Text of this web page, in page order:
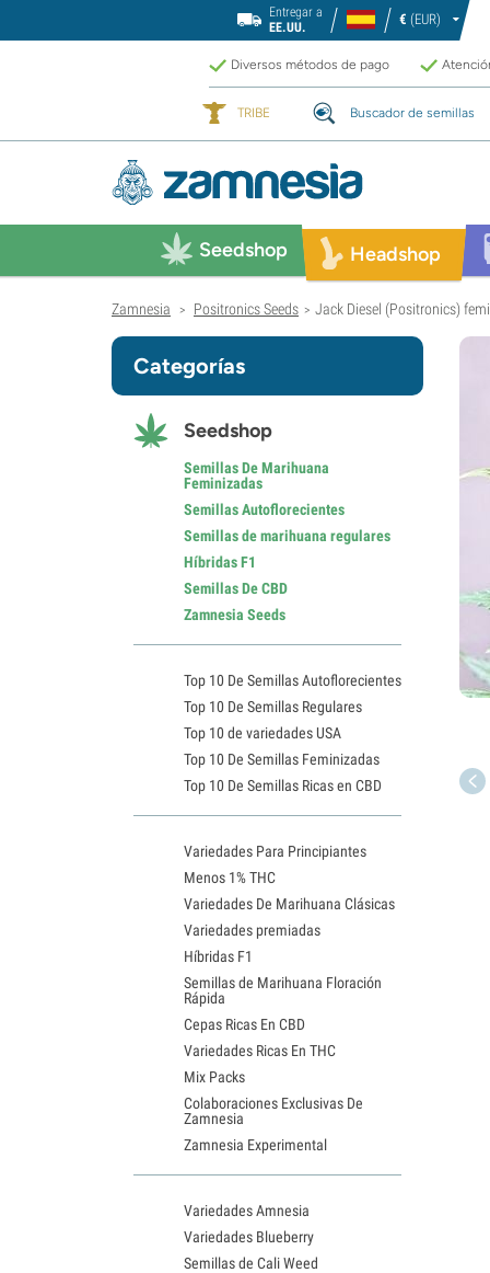
Entregar a
EE.UU.
€ (EUR)
Diversos métodos de pago
TRIBE Buscador de semillas
Seedshop Headshop
Zamnesia > Positronics Seeds > Jack Diesel (Positronics)
Categorías
Seedshop
Semillas De Marihuana
Feminizadas
Semillas Autoflorecientes
Semillas de marihuana regulares
Híbridas F1
Semillas De CBD
Zamnesia Seeds
Top 10 De Semillas Autoflorecientes
Top 10 De Semillas Regulares
Top 10 de variedades USA
Top 10 De Semillas Feminizadas
Top 10 De Semillas Ricas en CBD
Variedades Para Principiantes
Menos 1% THC
Variedades De Marihuana Clásicas
Variedades premiadas
Híbridas F1
Semillas de Marihuana Floración
Rápida
Cepas Ricas En CBD
Variedades Ricas En THC
Mix Packs
Colaboraciones Exclusivas De
Zamnesia
Zamnesia Experimental
Variedades Amnesia
Variedades Blueberry
Semillas de Cali Weed